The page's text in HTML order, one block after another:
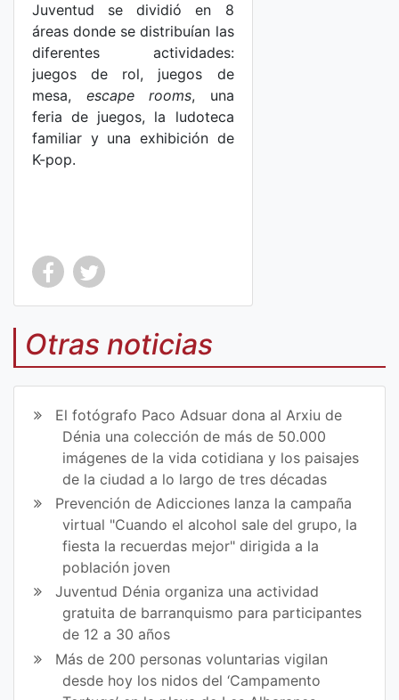
Juventud se dividió en 8
áreas donde se distribuían las
diferentes actividades:
juegos de rol, juegos de
mesa, escape rooms, una
feria de juegos, la ludoteca
familiar y una exhibición de
K-pop.
Co
mp
art
en
Fa
ce
bo
ok
Co
mp
art
ir
en
Tw
itt
er
Otras noticias
El fotógrafo Paco Adsuar dona al Arxiu de
Dénia una colección de más de 50.000
imágenes de la vida cotidiana y los paisajes
de la ciudad a lo largo de tres décadas
Prevención de Adicciones lanza la campaña
virtual "Cuando el alcohol sale del grupo, la
fiesta la recuerdas mejor" dirigida a la
población joven
Juventud Dénia organiza una actividad
gratuita de barranquismo para participantes
de 12 a 30 años
Más de 200 personas voluntarias vigilan
desde hoy los nidos del ‘Campamento